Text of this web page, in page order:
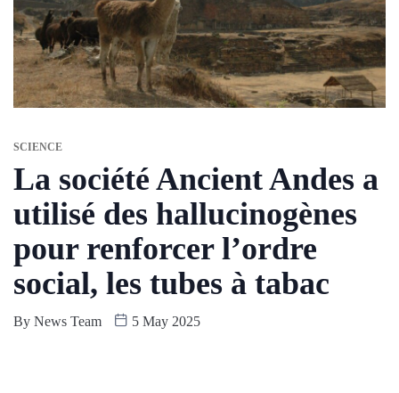
SCIENCE
La société Ancient Andes a
utilisé des hallucinogènes
pour renforcer l’ordre
social, les tubes à tabac
By News Team 5 May 2025